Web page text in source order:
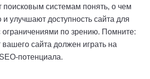
поисковым системам понять, о чем
улучшают доступность сайта для
ограничениями по зрению. Помните:
сайта должен играть на
потенциала.